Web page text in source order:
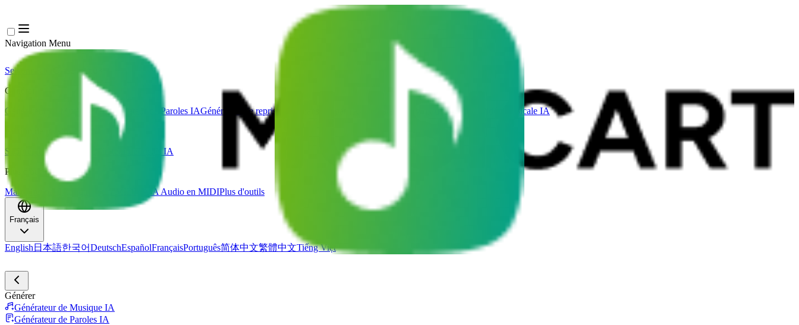
Navigation Menu
Se connecter Close menu
Générer
Générateur de Musique IAGénérateur de Paroles IAGénérateur de reprises de chansons par IA Générateur de Voix de Chant IA
Vidéo musicale IA
Suppresseur Vocal AI
Séparateur de Pistes IA
Plus d'outils musicaux
Mastering par IA
IA Audio en MIDIPlus d'outils
Français
English 日本語한국어DeutschEspañolFrançaisPortuguês简体中文繁體中文Tiếng Việt
Générer
Générateur de Musique IA
Générateur de Paroles IA